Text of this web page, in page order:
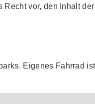
vor, den Inhalt
Eigenes Fahrrad